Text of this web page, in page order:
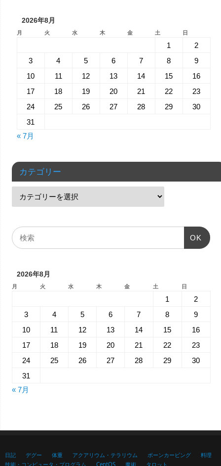
2026年8月
月 火 水 木 金 土 日
1
2
3
4 5 6 7 8
9
10
11 12 13 14 15
16
17
18 19 20 21 22
23
24
25 26 27 28 29
30
31
« 7月
カテゴリー
OK
2026年8月
月 火 水 木 金 土 日
1
2
3
4 5 6 7 8
9
10
11 12 13 14 15
16
17
18 19 20 21 22
23
24
25 26 27 28 29
30
31
« 7月
日記 デグー 体重 アクアリウム・テラリウム ボーンカービング
料理
技術・コンピュータ・プログラム
CentOS 魔術 タロット